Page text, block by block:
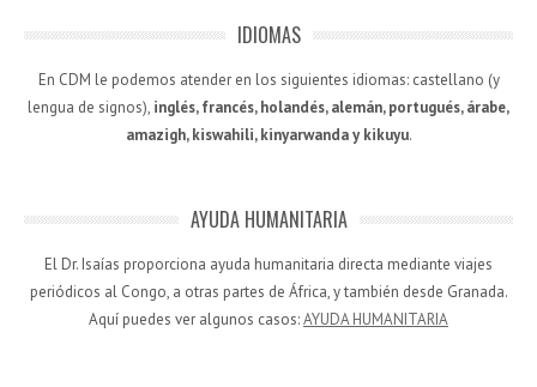
IDIOMAS
En CDM le podemos atender en los siguientes idiomas: castellano (y
lengua de signos), inglés, francés, holandés, alemán, portugués, árabe,
amazigh, kiswahili, kinyarwanda y kikuyu.
AYUDA HUMANITARIA
El Dr. Isaías proporciona ayuda humanitaria directa mediante viajes
periódicos al Congo, a otras partes de África, y también desde Granada.
Aquí puedes ver algunos casos:AYUDA HUMANITARIA